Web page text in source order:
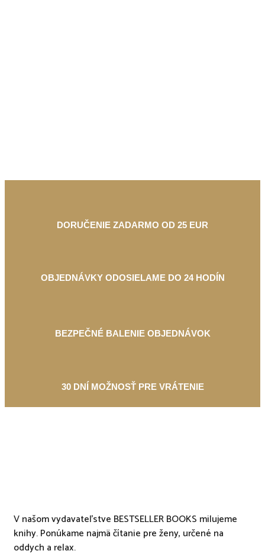
DORUČENIE ZADARMO OD 25 EUR
OBJEDNÁVKY ODOSIELAME DO 24 HODÍN
BEZPEČNÉ BALENIE OBJEDNÁVOK
30 DNÍ MOŽNOSŤ PRE VRÁTENIE
V našom vydavateľstve BESTSELLER BOOKS milujeme
knihy. Ponúkame najmä čítanie pre ženy, určené na
oddych a relax.